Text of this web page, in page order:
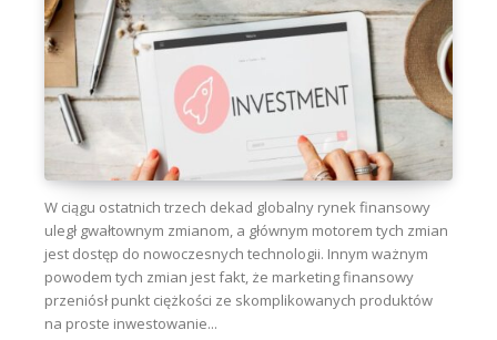
W ciągu ostatnich trzech dekad globalny rynek finansowy
uległ gwałtownym zmianom, a głównym motorem tych zmian
jest dostęp do nowoczesnych technologii. Innym ważnym
powodem tych zmian jest fakt, że marketing finansowy
przeniósł punkt ciężkości ze skomplikowanych produktów
na proste inwestowanie...